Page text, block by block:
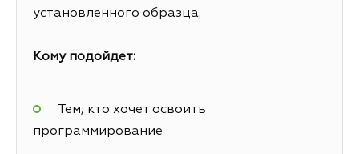
установленного образца.
Кому подойдет:
Тем, кто хочет освоить
программирование